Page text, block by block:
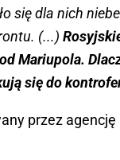
się dla nich
(...)
Mariupola.
się do
przez agencję